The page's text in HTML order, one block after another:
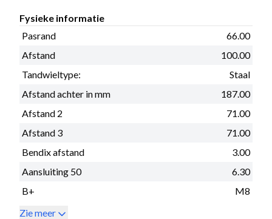
Fysieke informatie
Pasrand
66.00
Afstand
100.00
Tandwieltype:
Staal
Afstand achter in mm
187.00
Afstand 2
71.00
Afstand 3
71.00
Bendix afstand
3.00
Aansluiting 50
6.30
B+
M8
Zie meer